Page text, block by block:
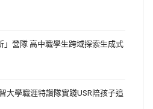
」營隊 高中職學生跨域探索生成式
大學職涯特讚隊實踐USR陪孩子追